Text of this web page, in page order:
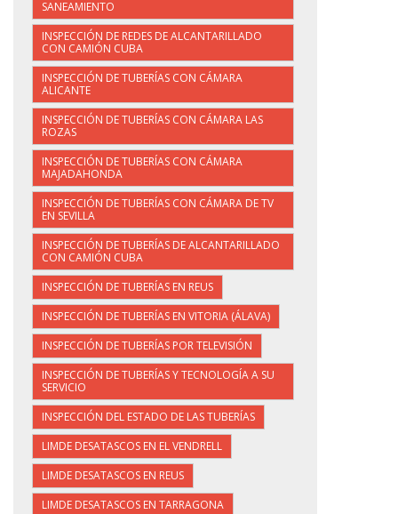
SANEAMIENTO
INSPECCIÓN DE REDES DE ALCANTARILLADO
CON CAMIÓN CUBA
INSPECCIÓN DE TUBERÍAS CON CÁMARA
ALICANTE
INSPECCIÓN DE TUBERÍAS CON CÁMARA LAS
ROZAS
INSPECCIÓN DE TUBERÍAS CON CÁMARA
MAJADAHONDA
INSPECCIÓN DE TUBERÍAS CON CÁMARA DE TV
EN SEVILLA
INSPECCIÓN DE TUBERÍAS DE ALCANTARILLADO
CON CAMIÓN CUBA
INSPECCIÓN DE TUBERÍAS EN REUS
INSPECCIÓN DE TUBERÍAS EN VITORIA (ÁLAVA)
INSPECCIÓN DE TUBERÍAS POR TELEVISIÓN
INSPECCIÓN DE TUBERÍAS Y TECNOLOGÍA A SU
SERVICIO
INSPECCIÓN DEL ESTADO DE LAS TUBERÍAS
LIMDE DESATASCOS EN EL VENDRELL
LIMDE DESATASCOS EN REUS
LIMDE DESATASCOS EN TARRAGONA